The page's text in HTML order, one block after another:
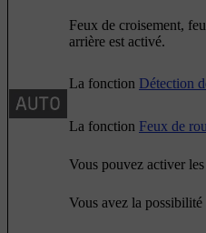
Feux de croisement,
arrière est activé.
La fonction Détection
La fonction Feux de
Vous pouvez activer
Vous avez la possibilité